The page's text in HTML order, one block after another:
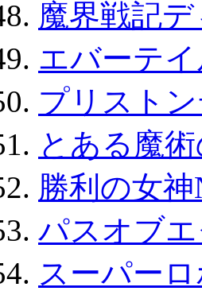
魔界戦記
エバーテ
プリスト
とある魔
勝利の女
パスオブ
スーパー